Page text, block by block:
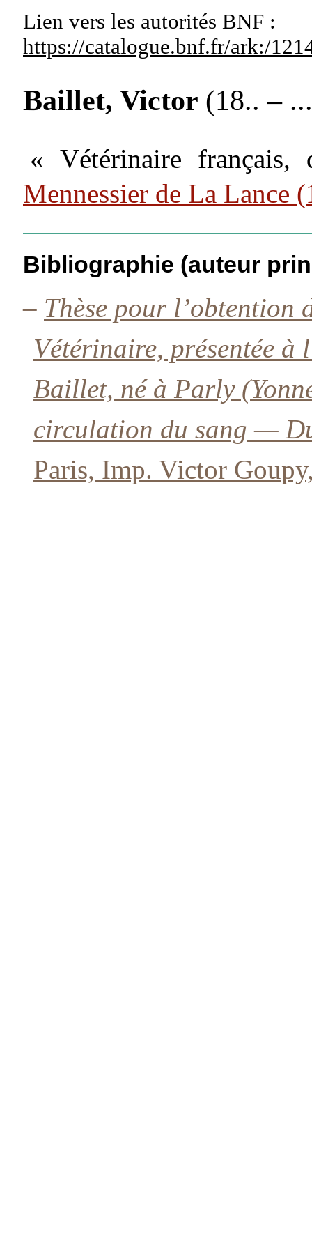
Lien vers les autorités BNF :
https://catalogue.bnf.fr/ark:/
Baillet, Victor (18.. –
« Vétérinaire
Mennessier de La Lance
Bibliographie (auteur
– Thèse pour l’obtention
Vétérinaire, présentée à
Baillet, né à Parly
circulation du sang —
Paris, Imp. Victor